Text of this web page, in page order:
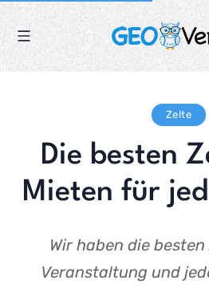
Zelte
Die besten
Mieten für
Wir haben die
Veranstaltung und